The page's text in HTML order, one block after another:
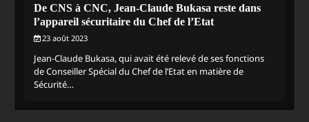
De CNS à CNC, Jean-Claude Bukasa reste dans
l’appareil sécuritaire du Chef de l’Etat
23 août 2023
Jean-Claude Bukasa, qui avait été relevé de ses fonctions
de Conseiller Spécial du Chef de l’Etat en matière de
Sécurité…